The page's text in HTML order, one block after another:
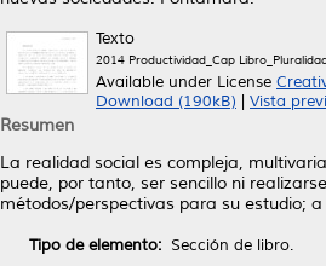
Texto
2014 Productividad_Cap
Available under License
Download (190kB)
Vista
Resumen
La realidad social es compleja,
puede, por tanto, ser sencillo ni
métodos/perspectivas para su estudio;
Tipo de elemento: Sección de libro.